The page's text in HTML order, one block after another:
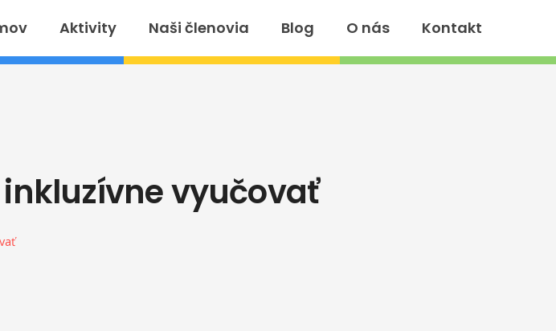
Aktivity Naši členovia Blog O nás Kontakt
vyučovať